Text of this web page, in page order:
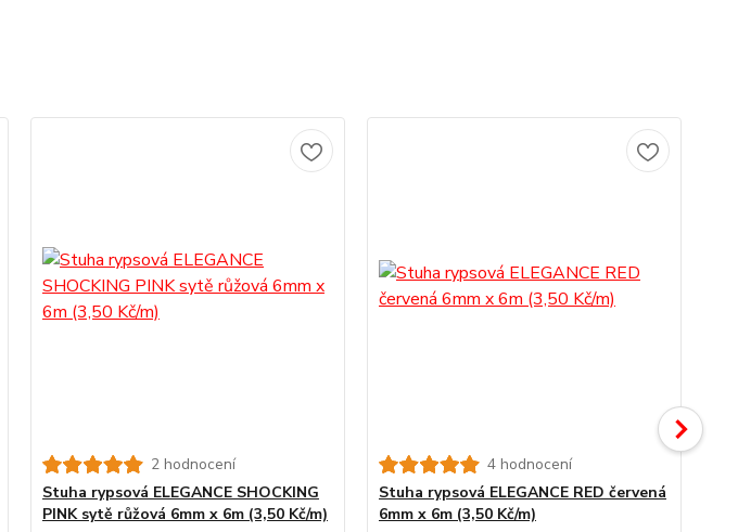
2 hodnocení
Stuha rypsová ELEGANCE SHOCKING
PINK sytě růžová 6mm x 6m (3,50 Kč/m)
4 hodnocení
Stuha rypsová ELEGANCE RED červená
6mm x 6m (3,50 Kč/m)